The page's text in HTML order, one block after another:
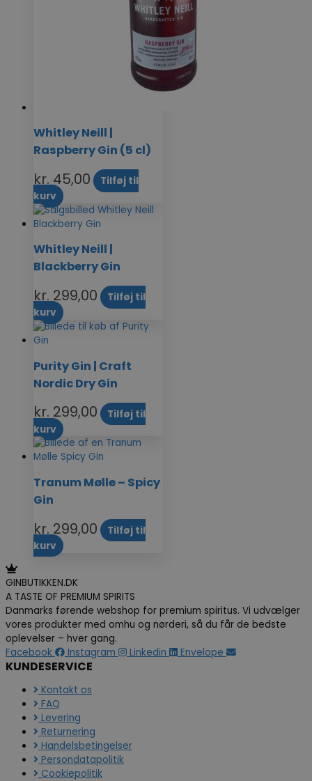
Whitley Neill |
Raspberry Gin (5 cl)
kr. 45,00
Tilføj til
kurv
Whitley Neill |
Blackberry Gin
kr. 299,00
Tilføj til
kurv
Purity Gin | Craft
Nordic Dry Gin
kr. 299,00
Tilføj til
kurv
Tranum Mølle – Spicy
Gin
kr. 299,00
Tilføj til
kurv
GINBUTIKKEN.DK
A TASTE OF PREMIUM SPIRITS
Danmarks førende webshop for premium spiritus. Vi udvælger
vores produkter med omhu og nørderi, så du får de bedste
oplevelser – hver gang.
Facebook
Instagram Linkedin Envelope
KUNDESERVICE
Kontakt os
FAQ
Levering
Returnering
Handelsbetingelser
Persondatapolitik
Cookiepolitik